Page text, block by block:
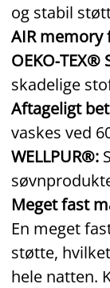
og stabil
AIR memory
OEKO‑TEX®
skadelige
Aftageligt
vaskes ved
WELLPUR®:
Meget fast
En meget
støtte,
hele natten.